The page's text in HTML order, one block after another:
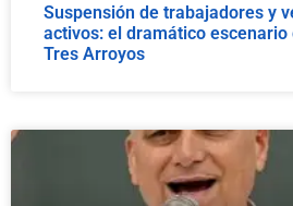
Suspensión de trabajadores y
activos: el dramático escenario
Tres Arroyos